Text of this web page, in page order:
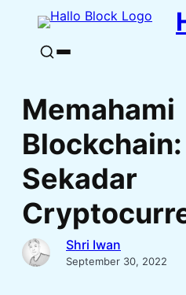
Skip to content
Buka pencarian
Memahami
Sekadar
Shri Iwan
September 30, 2022